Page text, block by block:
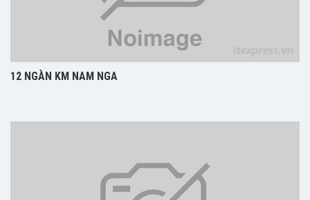
12 NGÀN KM NAM NGA